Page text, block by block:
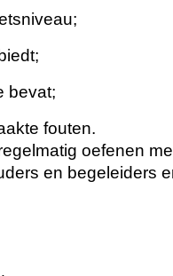
bevat;
fouten.
oefenen
en begeleiders